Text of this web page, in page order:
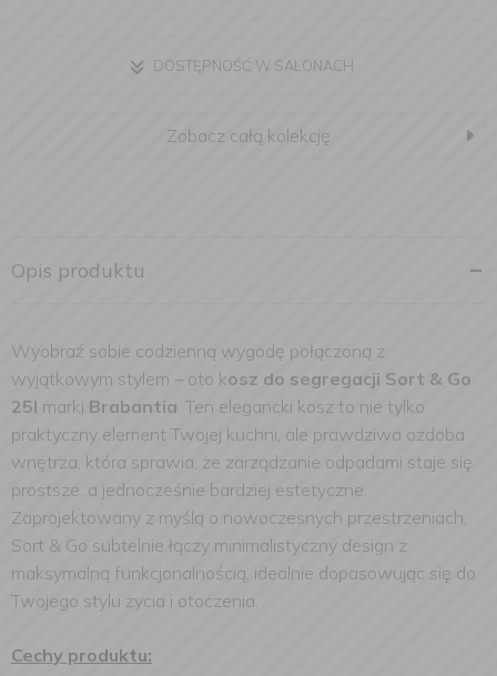
DOSTĘPNOŚĆ W SALONACH
Zobacz całą kolekcję
Opis produktu
Wyobraź sobie codzienną wygodę połączoną z
wyjątkowym stylem – oto kosz do segregacji Sort & Go
25l marki Brabantia. Ten elegancki kosz to nie tylko
praktyczny element Twojej kuchni, ale prawdziwa ozdoba
wnętrza, która sprawia, że zarządzanie odpadami staje się
prostsze, a jednocześnie bardziej estetyczne.
Zaprojektowany z myślą o nowoczesnych przestrzeniach,
Sort & Go subtelnie łączy minimalistyczny design z
maksymalną funkcjonalnością, idealnie dopasowując się do
Twojego stylu życia i otoczenia.
Cechy produktu: